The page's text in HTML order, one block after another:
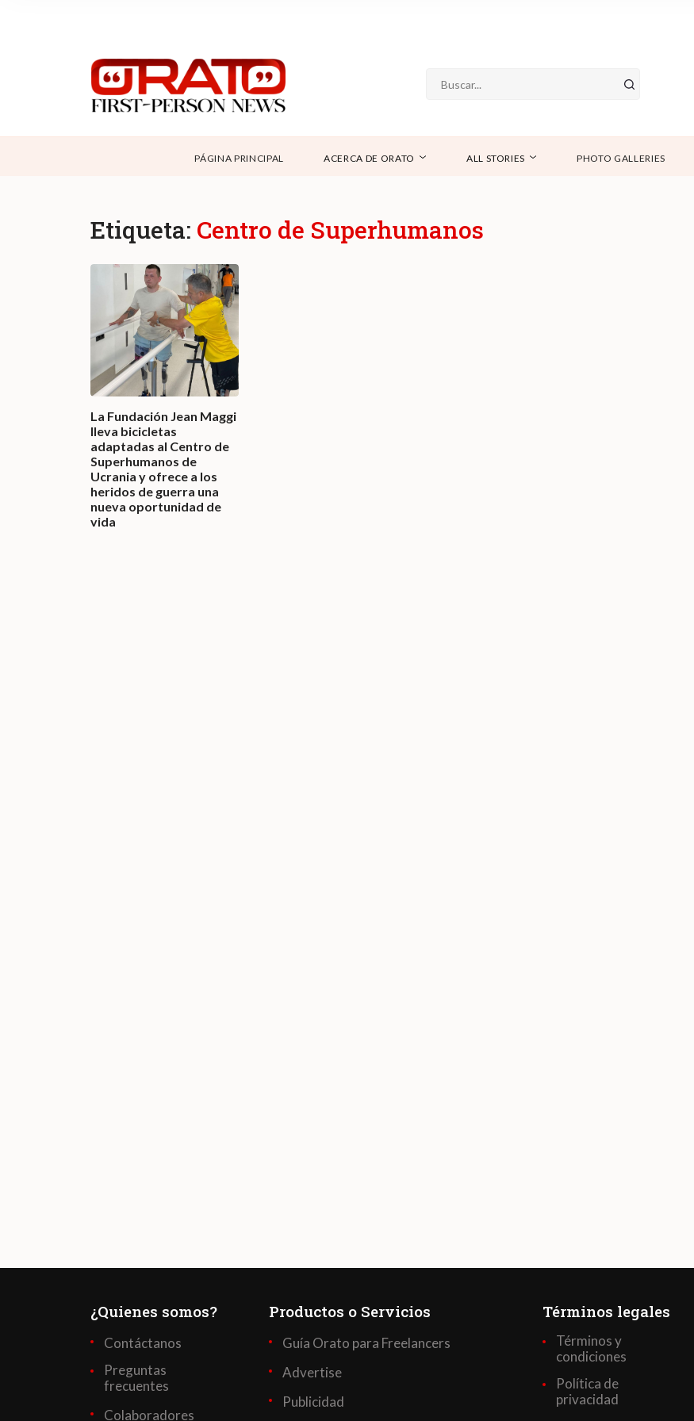
SUPPORT
CONTÁCTANOS
PÁGINA PRINCIPAL ACERCA DE ORATO ALL STORIES PHOTO GALLERIES
Etiqueta: Centro de Superhumanos
La Fundación Jean Maggi
lleva bicicletas
adaptadas al Centro de
Superhumanos de
Ucrania y ofrece a los
heridos de guerra una
nueva oportunidad de
vida
¿Quienes somos?
Contáctanos
Preguntas
frecuentes
Colaboradores
Productos o Servicios
Guía Orato para Freelancers
Advertise
Publicidad
Términos legales
Términos y
condiciones
Política de
privacidad